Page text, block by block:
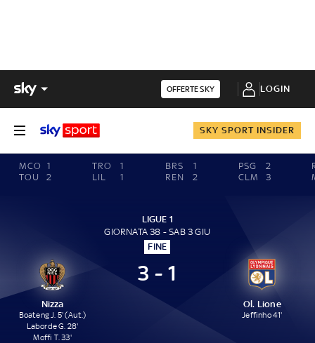
OFFERTE SKY LOGIN
SKY SPORT INSIDER
MCO
1
TOU
2
TRO
1
LIL
1
BRS
1
REN
2
PSG
2
CLM
3
LIGUE 1
GIORNATA 38 - SAB 3 GIU
FINE
Nizza
Boateng J. 5' (Aut.)
Laborde G. 28'
Moffi T. 33'
3 - 1
Ol. Lione
Jeffinho 41'